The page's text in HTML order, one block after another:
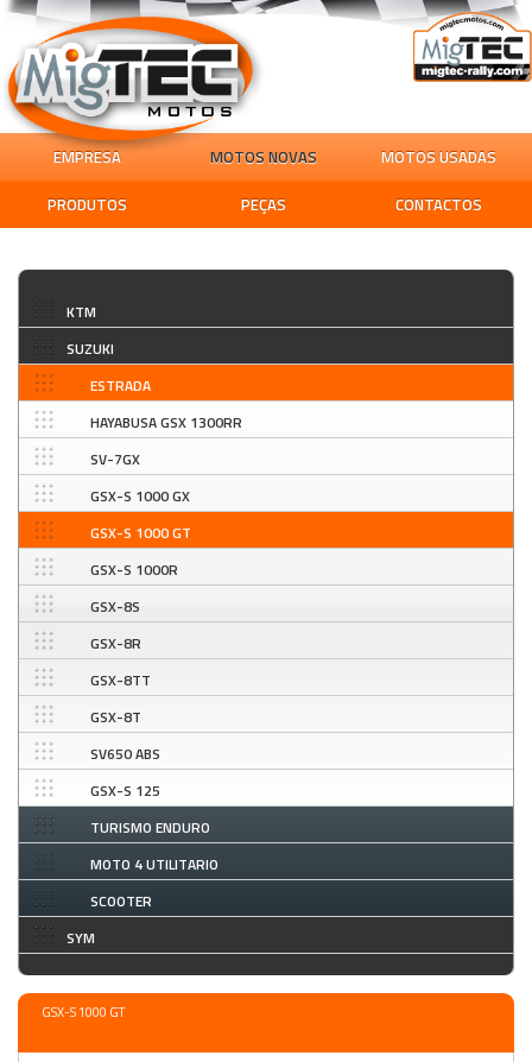
EMPRESA MOTOS NOVAS
MOTOS USADAS
PRODUTOS
PEÇAS CONTACTOS
KTM
SUZUKI
ESTRADA
HAYABUSA GSX 1300RR
SV-7GX
GSX-S 1000 GX
GSX-S 1000 GT
GSX-S 1000R
GSX-8S
GSX-8R
GSX-8TT
GSX-8T
SV650 ABS
GSX-S 125
TURISMO ENDURO
MOTO 4 UTILITARIO
SCOOTER
SYM
GSX-S 1000 GT